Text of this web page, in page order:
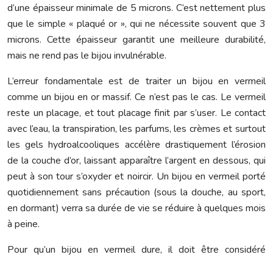
d’une épaisseur minimale de 5 microns. C’est nettement plus
que le simple « plaqué or », qui ne nécessite souvent que 3
microns. Cette épaisseur garantit une meilleure durabilité,
mais ne rend pas le bijou invulnérable.
L’erreur fondamentale est de traiter un bijou en vermeil
comme un bijou en or massif. Ce n’est pas le cas. Le vermeil
reste un placage, et tout placage finit par s’user. Le contact
avec l’eau, la transpiration, les parfums, les crèmes et surtout
les gels hydroalcooliques accélère drastiquement l’érosion
de la couche d’or, laissant apparaître l’argent en dessous, qui
peut à son tour s’oxyder et noircir. Un bijou en vermeil porté
quotidiennement sans précaution (sous la douche, au sport,
en dormant) verra sa durée de vie se réduire à quelques mois
à peine.
Pour qu’un bijou en vermeil dure, il doit être considéré